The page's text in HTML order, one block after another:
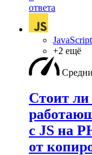
ответа
JavaScript
+2 ещё
Стоит ли
с JS на
от